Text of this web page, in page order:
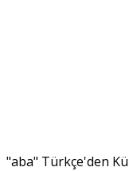
"aba" Türkçe'den